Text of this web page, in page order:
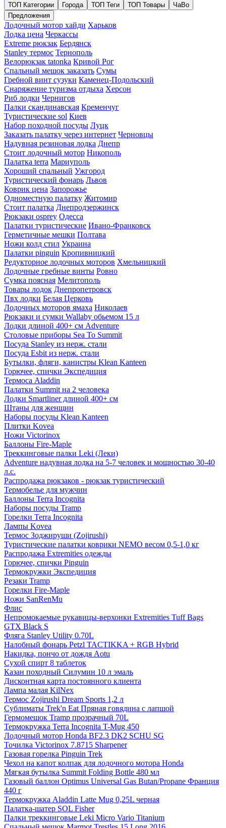
ТОП Категории Города ТОП Теги ТОП Товары
ЧаВо
Предложения
Лодочный мотор хайди Харьков
Лодка цена Черкассы
Extreme рюкзак Бердянск
Stanley термос Тернополь
Велорюкзак tatonka Кривой Рог
Спальный мешок заказать Сумы
Гребной винт сузуки Каменец-Подольский
Снаряжение туризма отдыха Херсон
Риб лодки Чернигов
Палки скандинавская Кременчуг
Туристические sol Киев
Набор походной посуды Луцк
Заказать палатку через интернет Черновцы
Надувная резиновая лодка Днепр
Стоит лодочный мотор Никополь
Палатка terra Мариуполь
Хороший спальный Ужгород
Туристический фонарь Львов
Коврик цена Запорожье
Одноместную палатку Житомир
Стоит палатка Днепродзержинск
Рюкзаки osprey Одесса
Палатки туристические Ивано-Франковск
Герметичные мешки Полтава
Ножи колд стил Украина
Палатки pinguin Кропивницкий
Редукторное лодочных моторов Хмельницкий
Лодочные гребные винты Ровно
Сумка поясная Мелитополь
Товары лодок Днепропетровск
Пвх лодки Белая Церковь
Лодочных моторов ямаха Николаев
Рюкзаки и сумки Wallaby обьемом 15 л
Лодки длиной 400+ см Adventure
Столовые приборы Sea To Summit
Посуда Stanley из нерж. стали
Посуда Esbit из нерж. стали
Бутылки, фляги, канистры Klean Kanteen
Горючее, спички Экспедиция
Термоса Aladdin
Палатки Summit на 2 человека
Лодки Smartliner длиной 400+ см
Штаны для женщин
Наборы посуды Klean Kanteen
Плитки Kovea
Ножи Victorinox
Баллоны Fire-Maple
Треккинговые палки Leki (Леки)
Adventure надувная лодка на 5-7 человек и мощностью 30-40
л.с.
Распродажа рюкзаков - рюкзак туристический
Термобелье для мужчин
Баллоны Terra Incognita
Наборы посуды Tramp
Горелки Terra Incognita
Лампы Kovea
Термос Зоджируши (Zojirushi)
Туристические палатки коврики NEMO весом 0,5-1,0 кг
Распродажа Extremities одежды
Горючее, спички Pinguin
Термокружки Экспедиция
Резаки Tramp
Горелки Fire-Maple
Ножи SanRenMu
Флис
Непромокаемые рукавицы-верхонки Extremities Tuff Bags
GTX Black S
Фляга Stanley Utility 0.70L
Налобный фонарь Petzl TACTIKKA + RGB Hybrid
Накидка, пончо от дождя Aotu
Сухой спирт 8 таблеток
Казан походный Силумин 10 л эмаль
Дисконтная карта постоянного клиента
Лампа малая KilNex
Термос Zojirushi Dream Sports 1,2 л
Сублиматы Trek'n Eat Пряная говядина с лапшой
Гермомешок Tramp прозрачный 70L
Термокружка Terra Incognita T-Mug 450
Лодочный мотор Honda BF2.3 DK2 SCHU SG
Точилка Victorinox 7.8715 Sharpener
Газовая горелка Pinguin Trek
Чехол на капот колпак для лодочного мотора Honda
Мягкая бутылка Summit Folding Bottle 480 мл
Газовый баллон Optimus Universal Gas Butan/Propane Франция
440 г
Термокружка Aladdin Latte Mug 0,25L черная
Палатка-шатер SOL Fisher
Палки треккинговые Leki Micro Vario Titanium